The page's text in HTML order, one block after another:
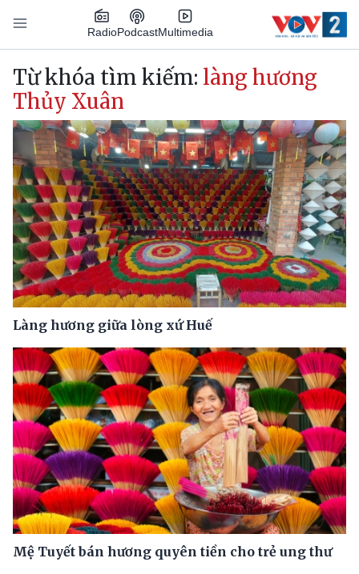
Nhảy đến nội dung
RadioPodcastMultimedia
Main navigation
Từ khóa tìm kiếm: làng hương
Thủy Xuân
Làng hương giữa lòng xứ Huế
Mệ Tuyết bán hương quyên tiền cho trẻ ung thư